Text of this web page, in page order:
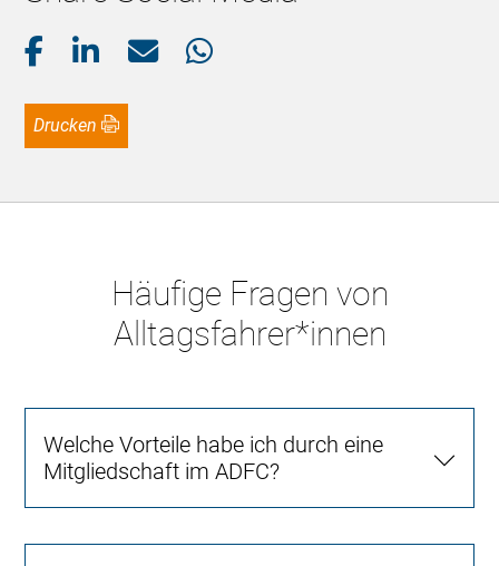
Drucken
Häufige Fragen von
Alltagsfahrer*innen
Welche Vorteile habe ich durch eine
Mitgliedschaft im ADFC?